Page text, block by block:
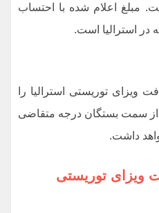
مبلغ اعلام شده با احتساب
در استرالیا است.
ویزای توریستی استرالیا را
از سمت بستگان درجه متقاضی
داشت.
ویزای توریستی